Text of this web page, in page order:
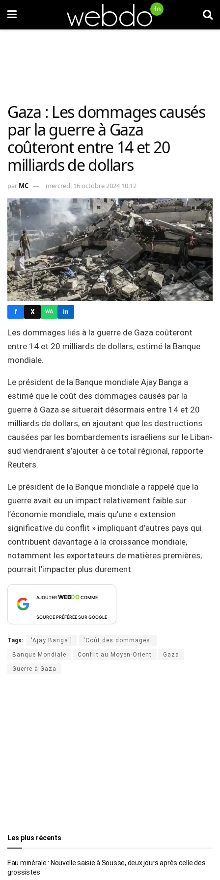
Gaza : Les dommages causés
par la guerre à Gaza
coûteront entre 14 et 20
milliards de dollars
par MC mercredi 16 octobre 2024 10:12
f X WA in
Les dommages liés à la guerre de Gaza coûteront
entre 14 et 20 milliards de dollars, estimé la Banque
mondiale.
Le président de la Banque mondiale Ajay Banga a
estimé que le coût des dommages causés par la
guerre à Gaza se situerait désormais entre 14 et 20
milliards de dollars, en ajoutant que les destructions
causées par les bombardements israéliens sur le Liban-
sud viendraient s’ajouter à ce total régional, rapporte
Reuters.
Le président de la Banque mondiale a rappelé que la
guerre avait eu un impact relativement faible sur
l’économie mondiale, mais qu’une « extension
significative du conflit » impliquant d’autres pays qui
contribuent davantage à la croissance mondiale,
notamment les exportateurs de matières premières,
pourrait l’impacter plus durement.
AJOUTERWEBDOCOMME
SOURCE PRÉFÉRÉE SUR GOOGLE
Tags: 'Ajay Banga'] 'Coût des dommages'
Banque Mondiale Conflit au Moyen-Orient Gaza
Guerre à Gaza
Les plus récents
Eau minérale : Nouvelle saisie à Sousse, deux jours après celle des
grossistes